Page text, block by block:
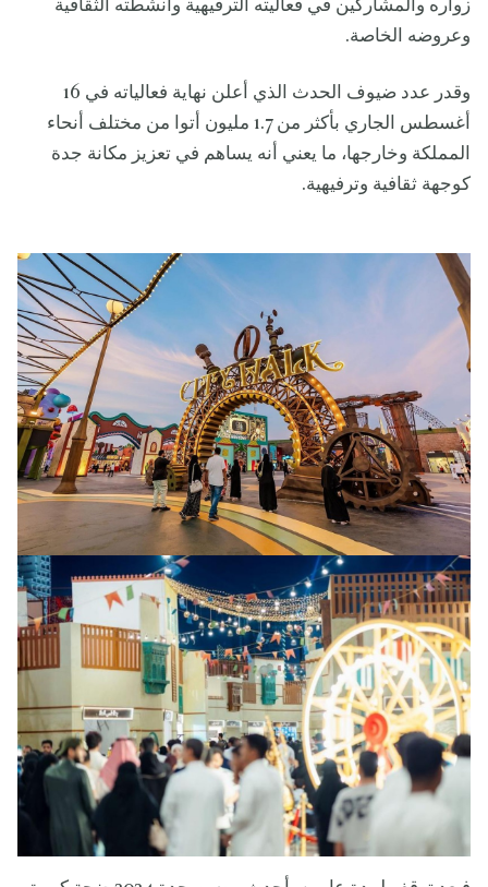
زواره والمشاركين في فعاليته الترفيهية وأنشطته الثقافية
وعروضه الخاصة.
وقدر عدد ضيوف الحدث الذي أعلن نهاية فعالياته في 16
أغسطس الجاري بأكثر من 1.7 مليون أتوا من مختلف أنحاء
المملكة وخارجها، ما يعني أنه يساهم في تعزيز مكانة جدة
كوجهة ثقافية وترفيهية.